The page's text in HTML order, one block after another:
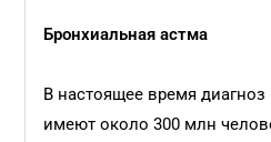
Бронхиальная астма
В настоящее время диагноз
имеют около 300 млн